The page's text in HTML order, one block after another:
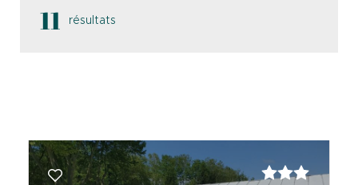
11 résultats